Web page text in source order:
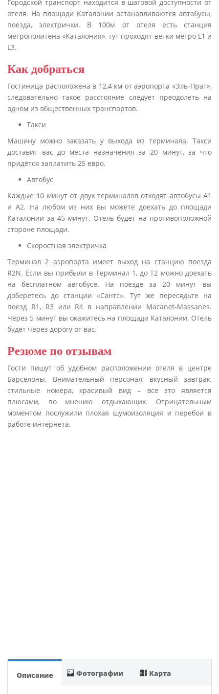
Городской транспорт находится в шаговой доступности от
отеля. На площади Каталонии останавливаются автобусы,
поезда, электрички. В 100м от отеля есть станция
метрополитена «Каталония», тут проходят ветки метро L1 и
L3.
Как добраться
Гостиница расположена в 12,4 км от аэропорта «Эль-Прат»,
следовательно такое расстояние следует преодолеть на
одном из общественных транспортов.
Такси
Машину можно заказать у выхода из терминала. Такси
доставит вас до места назначения за 20 минут, за что
придётся заплатить 25 евро.
Автобус
Каждые 10 минут от двух терминалов отходят автобусы А1
и А2. На любом из них вы можете доехать до площади
Каталонии за 45 минут. Отель будет на противоположной
стороне площади.
Скоростная электричка
Терминал 2 аэропорта имеет выход на станцию поезда
R2N. Если вы прибыли в Терминал 1, до Т2 можно доехать
на бесплатном автобусе. На поезде за 20 минут вы
доберетесь до станции «Сантс». Тут же пересядьте на
поезд R1, R3 или R4 в направлении Macanet-Massanes.
Через 5 минут вы окажитесь на площади Каталонии. Отель
будет через дорогу от вас.
Резюме по отзывам
Гости пишут об удобном расположении отеля в центре
Барселоны. Внимательный персонал, вкусный завтрак,
стильные номера, красивый вид – все это является
плюсами, по мнению отдыхающих. Отрицательным
моментом послужили плохая шумоизоляция и перебои в
работе интернета.
Описание Фотографии Карта